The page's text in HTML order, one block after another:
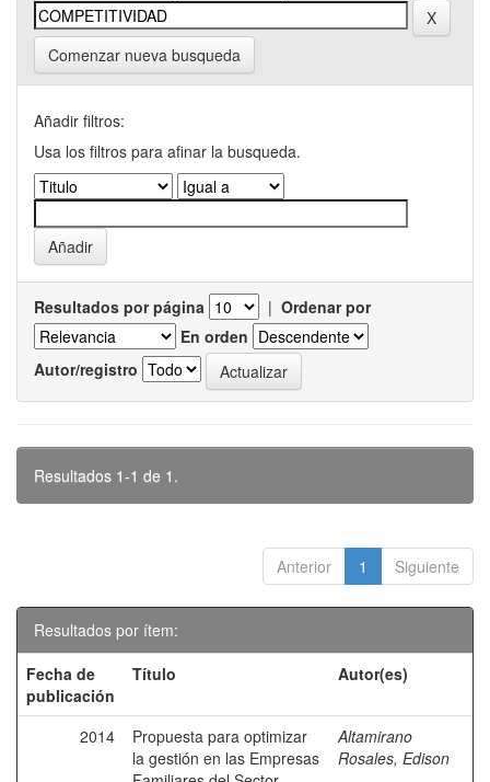
Comenzar nueva busqueda
Añadir filtros:
Usa los filtros para afinar la busqueda.
Resultados por página | Ordenar por
En orden
Autor/registro
Resultados 1-1 de 1.
Anterior 1 Siguiente
Resultados por ítem:
Fecha de
publicación
Título Autor(es)
2014
Propuesta para optimizar
la gestión en las Empresas
Altamirano
Rosales, Edison